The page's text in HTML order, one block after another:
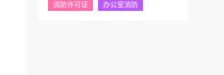
消防许可证 办公室消防